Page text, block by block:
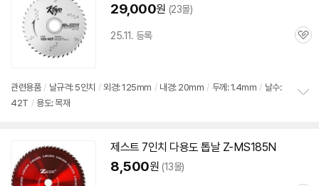
29,000원 (23몰)
25.11. 등록
관
관련용품 / 날규격: 5인치 / 외경: 125mm / 내경: 20mm / 두께: 1.4mm / 날수:
42T / 용도: 목재
제스트 7인치 다용도 톱날Z-MS185N
8,500원 (13몰)